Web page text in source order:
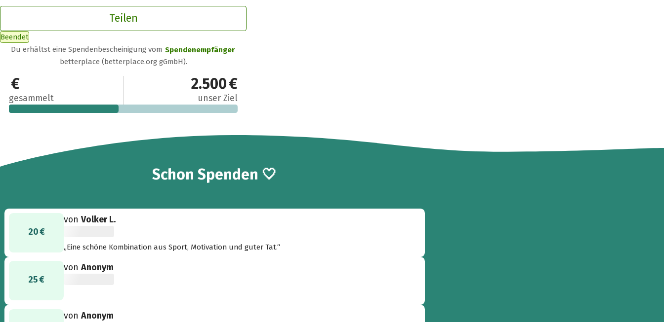
Teilen
Beendet
Du erhältst eine Spendenbescheinigung vom Spendenempfänger
betterplace (betterplace.org gGmbH).
1.191 €
gesammelt
2.500 €
unser Ziel
Schon28
Spenden 🤍
20 €
vonVolker L.
„Eine schöne Kombination aus Sport, Motivation und guter Tat.“
25 €
vonAnonym
vonAnonym